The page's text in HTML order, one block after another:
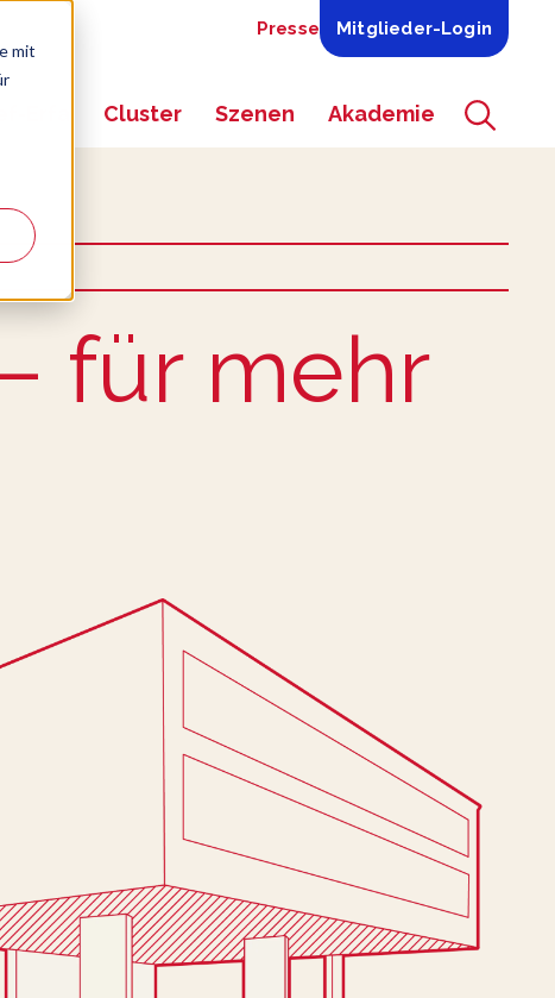
mit
Presse Mitglieder-Login
Menü für Zeige Navigations-Menü für
Cluster
Zeige Navigations-Menü für
Szenen
Zeige Navigations-
Akademie
für mehr